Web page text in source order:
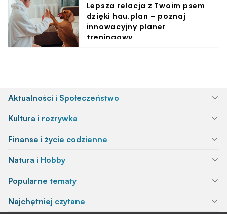
Lepsza relacja z Twoim psem
dzięki hau.plan – poznaj
innowacyjny planer
treningowy
Aktualności i Społeczeństwo
Kultura i rozrywka
Finanse i życie codzienne
Natura i Hobby
Popularne tematy
Najchętniej czytane